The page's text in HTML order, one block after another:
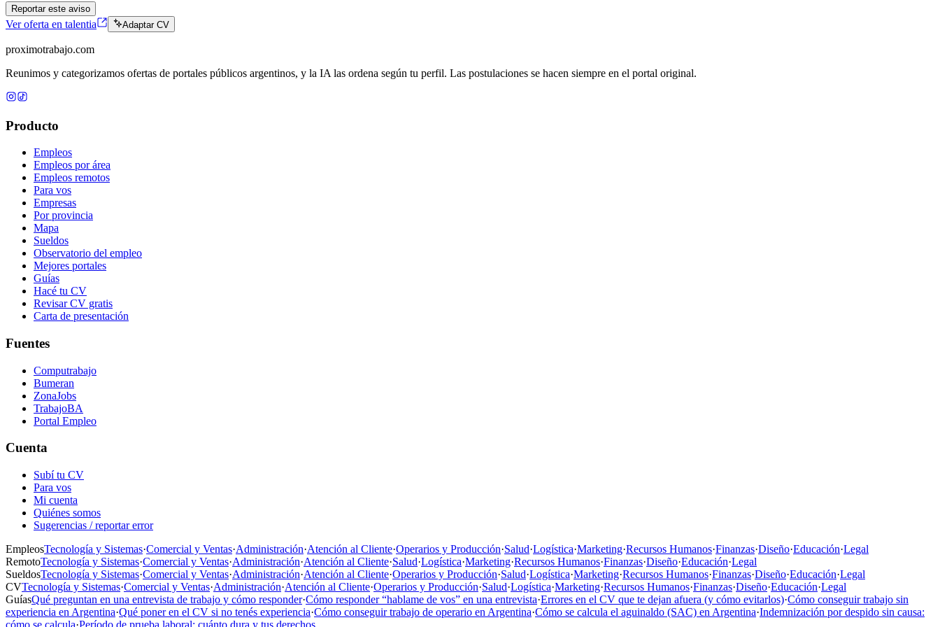
Reportar este aviso
Ver oferta en talentia Adaptar CV
proximotrabajo.com
Reunimos y categorizamos ofertas de portales públicos argentinos, y la IA las ordena según tu perfil. Las postulaciones se hacen siempre en el portal original.
Producto
Empleos
Empleos por área
Empleos remotos
Para vos
Empresas
Por provincia
Mapa
Sueldos
Observatorio del empleo
Mejores portales
Guías
Hacé tu CV
Revisar CV gratis
Carta de presentación
Fuentes
Computrabajo
Bumeran
ZonaJobs
TrabajoBA
Portal Empleo
Cuenta
Subí tu CV
Para vos
Mi cuenta
Quiénes somos
Sugerencias / reportar error
EmpleosTecnología y Sistemas·Comercial y Ventas·Administración·Atención al Cliente·Operarios y Producción·Salud·Logística·Marketing·Recursos Humanos·Finanzas·Diseño·Educación·Legal
RemotoTecnología y Sistemas·Comercial y Ventas·Administración·Atención al Cliente·Salud·Logística·Marketing·Recursos Humanos·Finanzas·Diseño·Educación·Legal
SueldosTecnología y Sistemas·Comercial y Ventas·Administración·Atención al Cliente·Operarios y Producción·Salud·Logística·Marketing·Recursos Humanos·Finanzas·Diseño·Educación·Legal
CVTecnología y Sistemas·Comercial y Ventas·Administración·Atención al Cliente·Operarios y Producción·Salud·Logística·Marketing·Recursos Humanos·Finanzas·Diseño·Educación·Legal
GuíasQué preguntan en una entrevista de trabajo y cómo responder·Cómo responder “hablame de vos” en una entrevista·Errores en el CV que te dejan afuera (y cómo evitarlos)·Cómo conseguir trabajo sin
experiencia en Argentina·Qué poner en el CV si no tenés experiencia·Cómo conseguir trabajo de operario en Argentina·Cómo se calcula el aguinaldo (SAC) en Argentina·Indemnización por despido sin causa: